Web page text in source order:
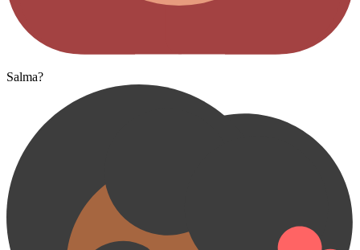
Salma?